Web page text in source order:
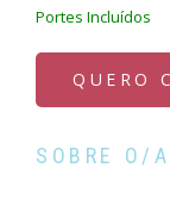
Portes Incluídos
QUERO
SOBRE O/